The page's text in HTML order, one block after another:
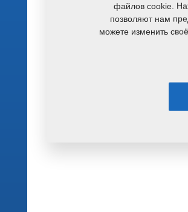
файлов cookie.
позволяют нам
можете изменить